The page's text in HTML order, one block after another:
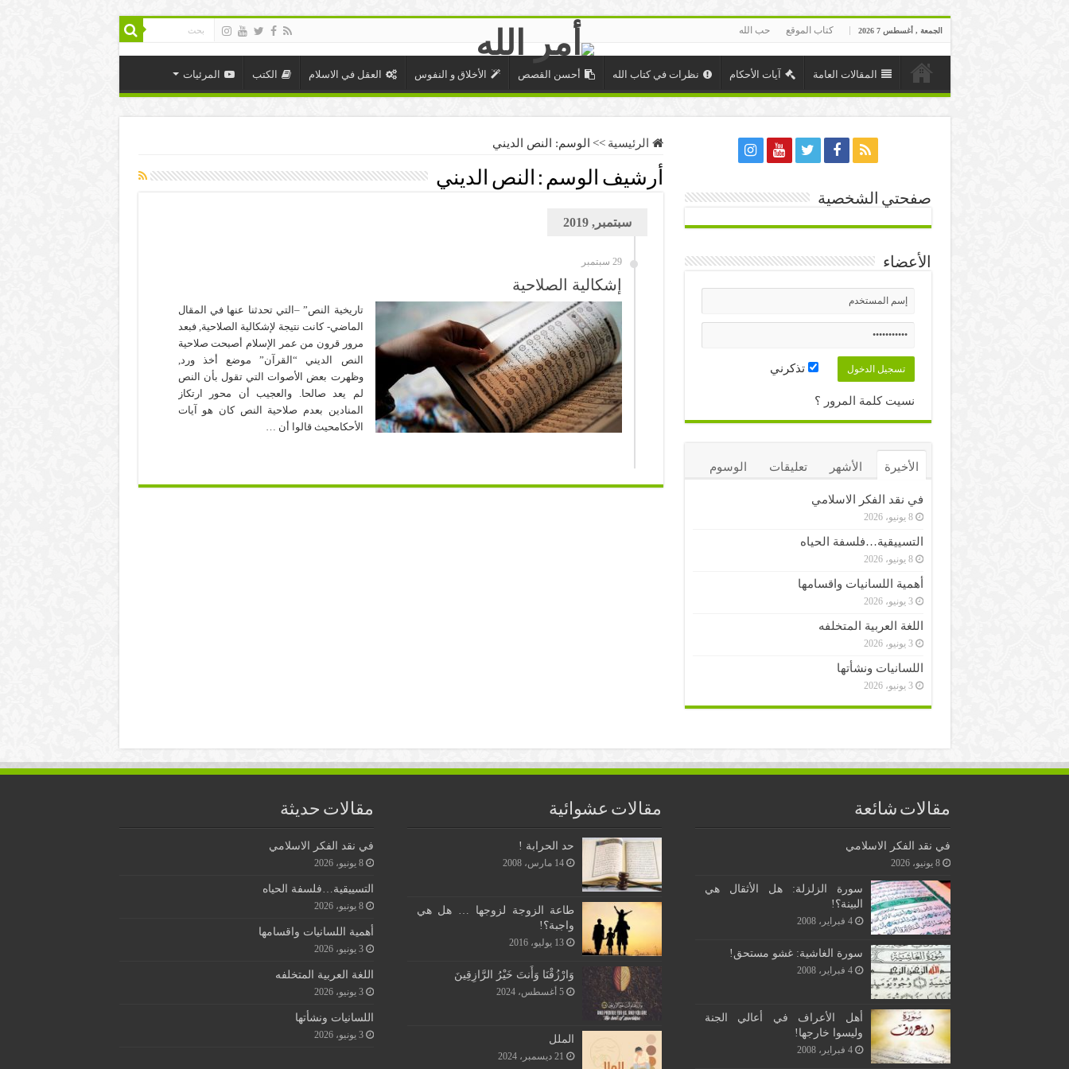
الجمعة , أغسطس 7 2026 كتاب الموقع حب الله
المقالات العامة آيات الأحكام نظرات في كتاب الله أحسن القصص الأخلاق و النفوس العقل في الاسلام الكتب المرئيات
الرئيسية >> الوسم: النص الديني
أرشيف الوسم : النص الديني
سبتمبر, 2019
29 سبتمبر
إشكالية الصلاحية
تاريخية النص” –التي تحدثنا عنها في المقال
الماضي- كانت نتيجة لإشكالية الصلاحية, فبعد
مرور قرون من عمر الإسلام أصبحت صلاحية
النص الديني “القرآن” موضع أخذ ورد,
وظهرت بعض الأصوات التي تقول بأن النص
لم يعد صالحا. والعجيب أن محور ارتكاز
المنادين بعدم صلاحية النص كان هو آيات
الأحكامحيث قالوا أن …
صفحتي الشخصية
الأعضاء
تذكرني
نسيت كلمة المرور ؟
الأخيرة الأشهر تعليقات الوسوم
في نقد الفكر الاسلامي
8 يونيو، 2026
التسييقية…فلسفة الحياه
8 يونيو، 2026
أهمية اللسانيات واقسامها
3 يونيو، 2026
اللغة العربية المتخلفه
3 يونيو، 2026
اللسانيات ونشأتها
3 يونيو، 2026
مقالات شائعة
في نقد الفكر الاسلامي
8 يونيو، 2026
سورة الزلزلة: هل الأثقال هي
البينة؟!
4 فبراير، 2008
سورة الغاشية: غشو مستحق!
4 فبراير، 2008
أهل الأعراف في أعالي الجنة
وليسوا خارجها!
4 فبراير، 2008
مقالات عشوائية
حد الحرابة !
14 مارس، 2008
طاعة الزوجة لزوجها … هل هي
واجبة؟!
13 يوليو، 2016
وَارْزُقْنَا وَأَنتَ خَيْرُ الرَّازِقِينَ
5 أغسطس، 2024
الملل
21 ديسمبر، 2024
مقالات حديثة
في نقد الفكر الاسلامي
8 يونيو، 2026
التسييقية…فلسفة الحياه
8 يونيو، 2026
أهمية اللسانيات واقسامها
3 يونيو، 2026
اللغة العربية المتخلفه
3 يونيو، 2026
اللسانيات ونشأتها
3 يونيو، 2026